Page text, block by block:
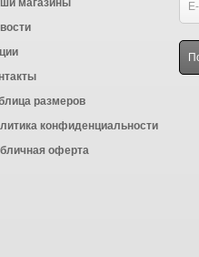
магазины
размеров
конфиденциальности
оферта